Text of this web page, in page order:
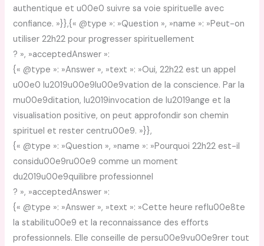
authentique et u00e0 suivre sa voie spirituelle avec
confiance. »}},{« @type »: »Question », »name »: »Peut-on
utiliser 22h22 pour progresser spirituellement
? », »acceptedAnswer »:
{« @type »: »Answer », »text »: »Oui, 22h22 est un appel
u00e0 lu2019u00e9lu00e9vation de la conscience. Par la
mu00e9ditation, lu2019invocation de lu2019ange et la
visualisation positive, on peut approfondir son chemin
spirituel et rester centru00e9. »}},
{« @type »: »Question », »name »: »Pourquoi 22h22 est-il
considu00e9ru00e9 comme un moment
du2019u00e9quilibre professionnel
? », »acceptedAnswer »:
{« @type »: »Answer », »text »: »Cette heure reflu00e8te
la stabilitu00e9 et la reconnaissance des efforts
professionnels. Elle conseille de persu00e9vu00e9rer tout